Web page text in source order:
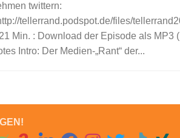
twittern:
tellerrand.podspot.de/files/
Min. : Download der Episode als MP3
Intro: Der Medien-„Rant“ der...